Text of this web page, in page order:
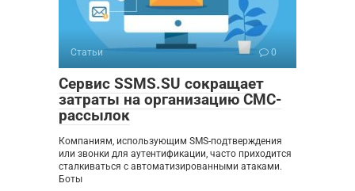
Статьи 0
Сервис SSMS.SU сокращает
затраты на организацию СМС-
рассылок
Компаниям, использующим SMS-подтверждения
или звонки для аутентификации, часто приходится
сталкиваться с автоматизированными атаками.
Боты